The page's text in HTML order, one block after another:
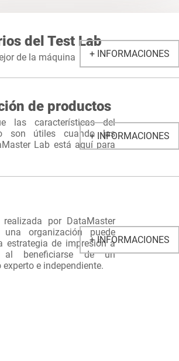
del Test Lab
de la máquina + INFORMACIONES
de productos
las características del
son útiles cuando las
Lab está aquí para
+ INFORMACIONES
por DataMaster
organización puede
estrategia de impresión a
beneficiarse de un
e independiente.
+ INFORMACIONES